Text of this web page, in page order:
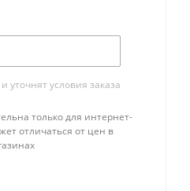
условия заказа
только для интернет-
отличаться от цен в